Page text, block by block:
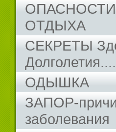
ОТДЫХА
СЕКРЕТЫ
Долголетия....
ОДЫШКА
ЗАПОР-
заболевания